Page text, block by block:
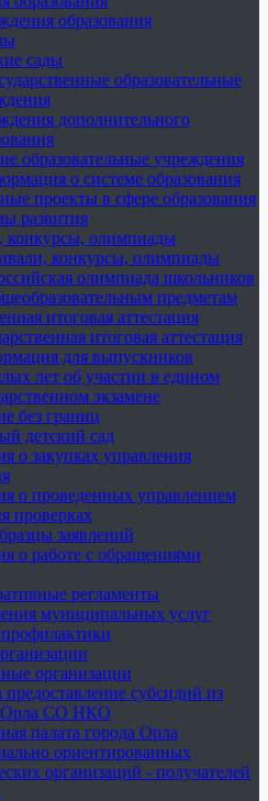
образования
сады
образовательные
дополнительного
образовательные учреждения
о системе образования
проекты в сфере образования
развития
конкурсы, олимпиады
конкурсы, олимпиады
олимпиада школьников
предметам
итоговая аттестация
итоговая аттестация
для выпускников
лет об участии в едином
экзамене
без границ
детский сад
о закупках управления
о проведенных управлением
проверках
заявлений
о работе с обращениями
регламенты
муниципальных услуг
организации
субсидий из
Орла СО НКО
палата города Орла
ориентированных
организаций - получателей